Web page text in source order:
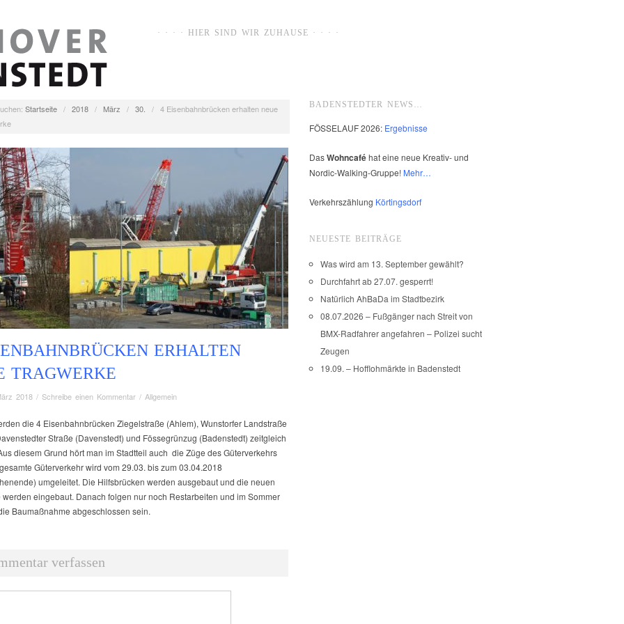
· · · · HIER SIND WIR ZUHAUSE · · · ·
Startseite / 2018 / März / 30. / 4 Eisenbahnbrücken erhalten neue
ERHALTEN
TRAGWERKE
2018 / Schreibe einen Kommentar / Allgemein
die 4 Eisenbahnbrücken Ziegelstraße (Ahlem), Wunstorfer Landstraße
Straße (Davenstedt) und Fössegrünzug (Badenstedt) zeitgleich
diesem Grund hört man im Stadtteil auch die Züge des Güterverkehrs
Güterverkehr wird vom 29.03. bis zum 03.04.2018
umgeleitet. Die Hilfsbrücken werden ausgebaut und die neuen
werden eingebaut. Danach folgen nur noch Restarbeiten und im Sommer
Baumaßnahme abgeschlossen sein.
verfassen
BADENSTEDTER NEWS…
FÖSSELAUF 2026: Ergebnisse
DasWohncaféhat eine neue Kreativ- und
Nordic-Walking-Gruppe! Mehr…
Verkehrszählung Körtingsdorf
NEUESTE BEITRÄGE
Was wird am 13. September gewählt?
Durchfahrt ab 27.07. gesperrt!
Natürlich AhBaDa im Stadtbezirk
08.07.2026 – Fußgänger nach Streit von
BMX-Radfahrer angefahren – Polizei sucht
Zeugen
19.09. – Hofflohmärkte in Badenstedt